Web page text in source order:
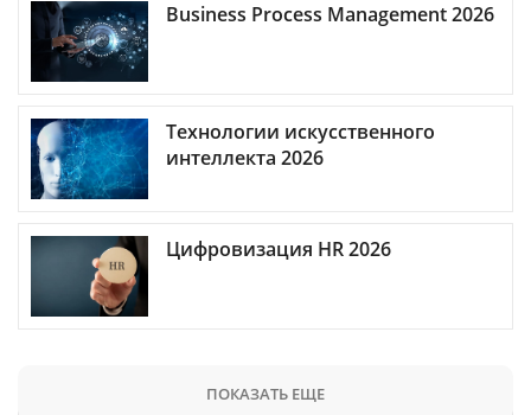
Business Process Management 2026
Технологии искусственного
интеллекта 2026
Цифровизация HR 2026
ПОКАЗАТЬ ЕЩЕ